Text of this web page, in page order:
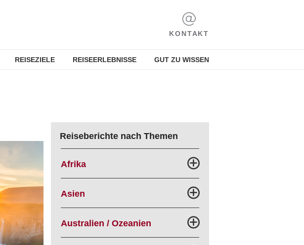
KONTAKT
REISEZIELE REISEERLEBNISSE GUT ZU WISSEN
Reiseberichte nach Themen
Afrika
Asien
Australien / Ozeanien